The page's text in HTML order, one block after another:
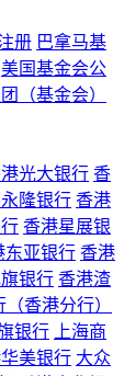
册 巴拿马基
美国基金会公
（基金会）
光大银行 香
隆银行 香港
香港星展银
东亚银行 香港
银行 香港渣
香港分行）
银行
上海商
美银行 大众